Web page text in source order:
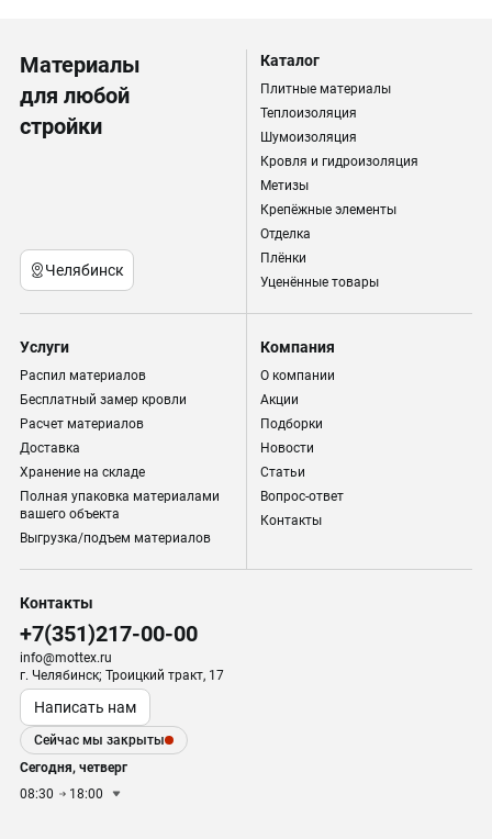
Материалы
для любой
стройки
Челябинск
Каталог
Плитные материалы
Теплоизоляция
Шумоизоляция
Кровля и гидроизоляция
Метизы
Крепёжные элементы
Отделка
Плёнки
Уценённые товары
Услуги
Распил материалов
Бесплатный замер кровли
Расчет материалов
Доставка
Хранение на складе
Полная упаковка материалами
вашего объекта
Выгрузка/подъем материалов
Компания
О компании
Акции
Подборки
Новости
Статьи
Вопрос-ответ
Контакты
Контакты
+7(351)217-00-00
info@mottex.ru
г. Челябинск; Троицкий тракт, 17
Написать нам
Сейчас мы закрыты
Сегодня, четверг
08:30
18:00